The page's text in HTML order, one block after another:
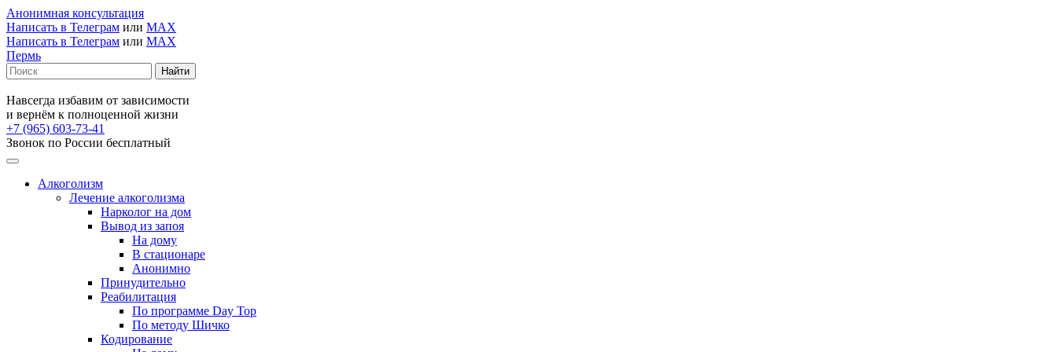
Анонимная консультация
Написать в Телеграм или MAX
Написать в Телеграм или MAX
Пермь
Навсегда избавим от зависимости
и вернём к полноценной жизни
+7 (965) 603-73-41
Звонок по России бесплатный
Алкоголизм
Лечение алкоголизма
Нарколог на дом
Вывод из запоя
На дому
В стационаре
Анонимно
Принудительно
Реабилитация
По программе Day Top
По методу Шичко
Кодирование